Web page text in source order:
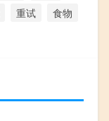
重试
食物